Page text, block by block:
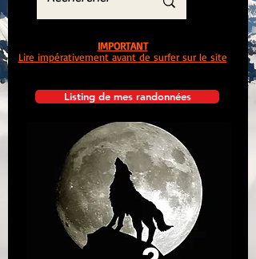
Listing de mes randonnées
IMPORTANT
Lire impérativement avant de surfer sur le site